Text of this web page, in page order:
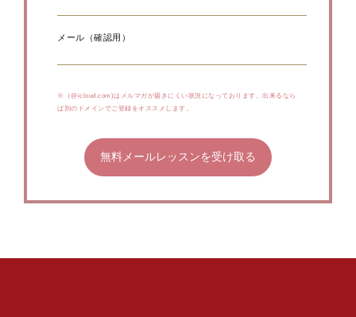
メール（確認用）
※（@icloud.com)はメルマガが届きにくい状況になっております。出来るなら
ば別のドメインでご登録をオススメします。